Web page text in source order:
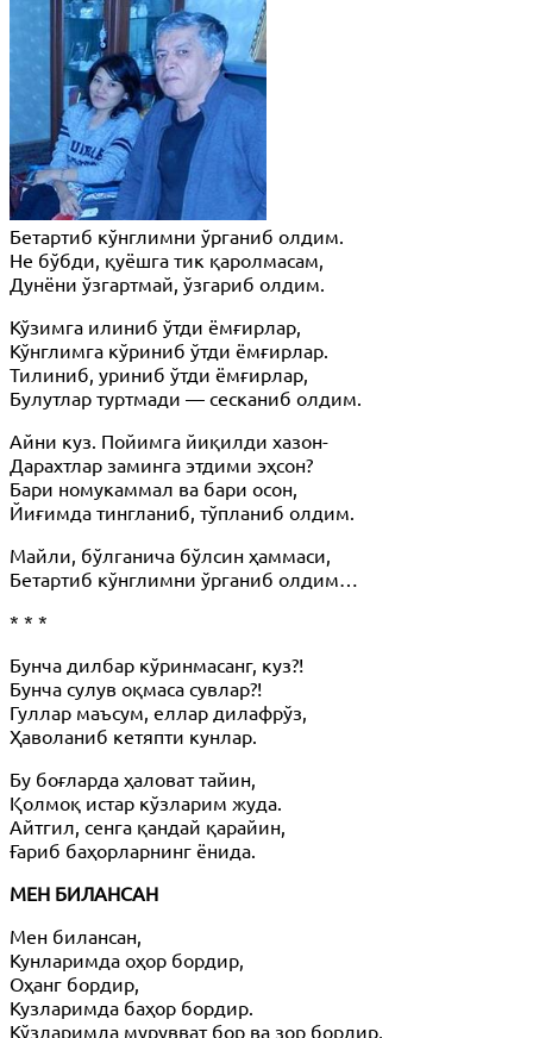
Бетартиб кўнглимни ўрганиб олдим.
Не бўбди, қуёшга тик қаролмасам,
Дунёни ўзгартмай, ўзгариб олдим.
Кўзимга илиниб ўтди ёмғирлар,
Кўнглимга кўриниб ўтди ёмғирлар.
Тилиниб, уриниб ўтди ёмғирлар,
Булутлар туртмади — сесканиб олдим.
Айни куз. Пойимга йиқилди хазон-
Дарахтлар заминга этдими эҳсон?
Бари номукаммал ва бари осон,
Йиғимда тингланиб, тўпланиб олдим.
Майли, бўлганича бўлсин ҳаммаси,
Бетартиб кўнглимни ўрганиб олдим…
* * *
Бунча дилбар кўринмасанг, куз?!
Бунча сулув оқмаса сувлар?!
Гуллар маъсум, еллар дилафрўз,
Ҳаволаниб кетяпти кунлар.
Бу боғларда ҳаловат тайин,
Қолмоқ истар кўзларим жуда.
Айтгил, сенга қандай қарайин,
Ғариб баҳорларнинг ёнида.
МЕН БИЛАНСАН
Мен билансан,
Кунларимда оҳор бордир,
Оҳанг бордир,
Кузларимда баҳор бордир.
Кўзларимда мурувват бор ва зор бордир,